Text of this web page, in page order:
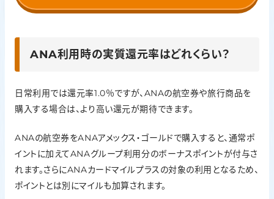
ANA利用時の実質還元率はどれくらい？
日常利用では還元率1.0％ですが、ANAの航空券や旅行商品を
購入する場合は、より高い還元が期待できます。
ANAの航空券をANAアメックス・ゴールドで購入すると、通常ポ
イントに加えてANAグループ利用分のボーナスポイントが付与さ
れます。さらにANAカードマイルプラスの対象の利用となるため、
ポイントとは別にマイルも加算されます。